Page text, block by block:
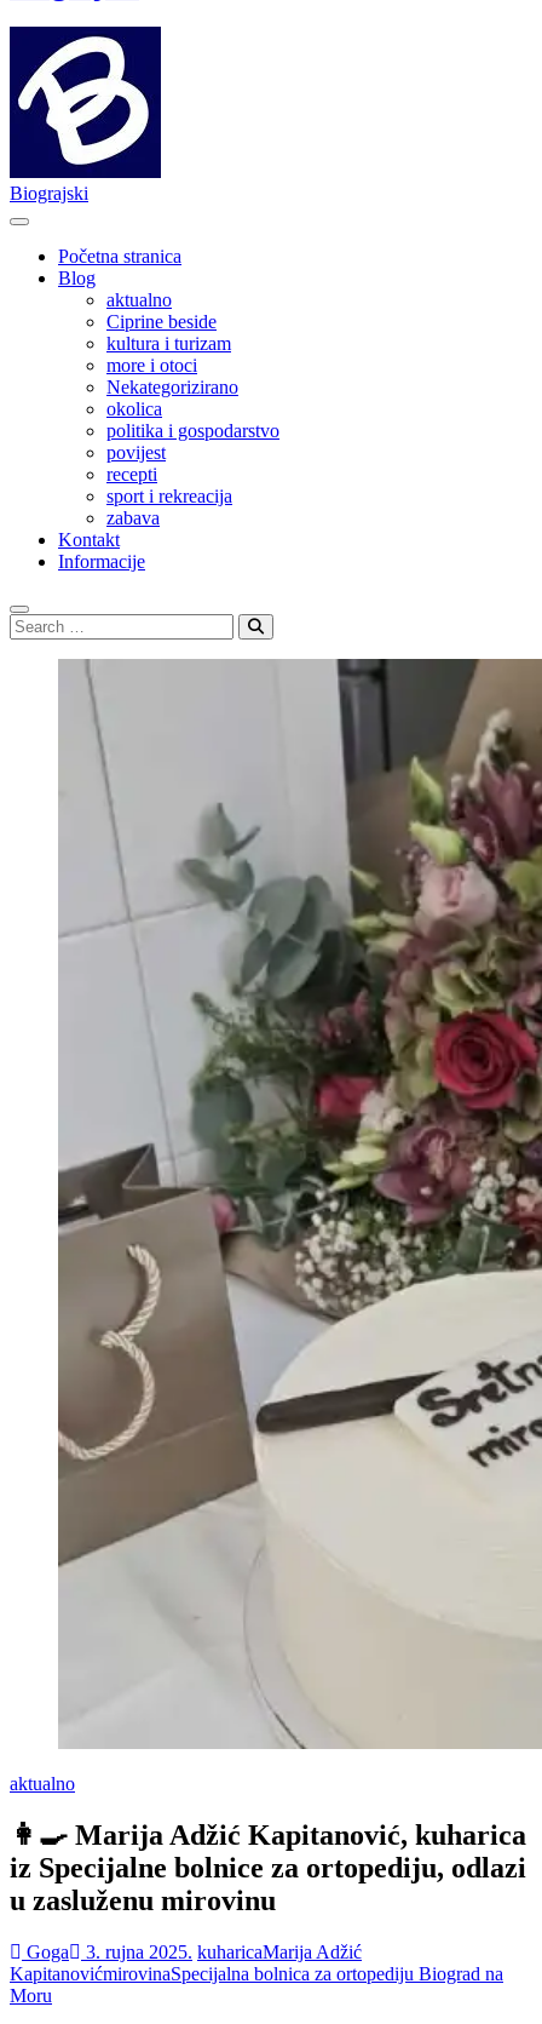
Biograjski
Početna stranica
Blog
aktualno
Ciprine beside
kultura i turizam
more i otoci
Nekategorizirano
okolica
politika i gospodarstvo
povijest
recepti
sport i rekreacija
zabava
Kontakt
Informacije
Search
…
aktualno
👩‍🍳 Marija Adžić Kapitanović, kuharica
iz Specijalne bolnice za ortopediju, odlazi
u zasluženu mirovinu
Goga 3. rujna 2025. kuharicaMarija Adžić
KapitanovićmirovinaSpecijalna bolnica za ortopediju Biograd na
Moru